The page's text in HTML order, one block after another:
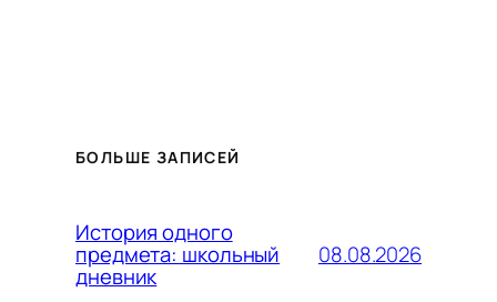
БОЛЬШЕ ЗАПИСЕЙ
История одного
предмета: школьный
дневник
08.08.2026